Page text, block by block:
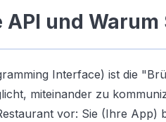
API und
Interface) ist die
miteinander zu
vor: Sie (Ihre App)